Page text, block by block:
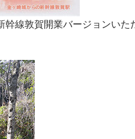
幹線敦賀開業バージョンいた